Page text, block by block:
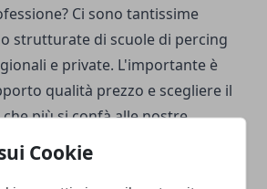
Cookie
Ci sono tantissime
strutturate di scuole di percing
e private. L'importante è
qualità prezzo e scegliere il
che più si confà alle nostre